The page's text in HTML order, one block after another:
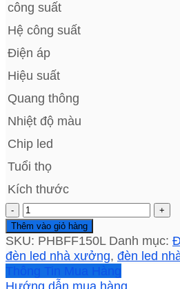
công suất
Hệ công suất
Điện áp
Hiệu suất
Quang thông
Nhiệt độ màu
Chip led
Tuổi thọ
Kích thước
Bóng
đèn
chiếu
sáng
nhà
xưởng
Thêm vào giỏ hàng
SKU: PHBFF150L Danh mục:
đèn led nhà xưởng, đèn led
Thông Tin Mua Hàng
Hướng dẫn mua hàng